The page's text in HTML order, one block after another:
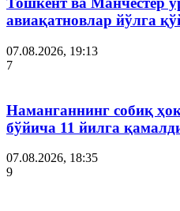
авиақатновлар йўлга
07.08.2026, 19:13
7
Наманганнинг собиқ
бўйича 11 йилга
07.08.2026, 18:35
9